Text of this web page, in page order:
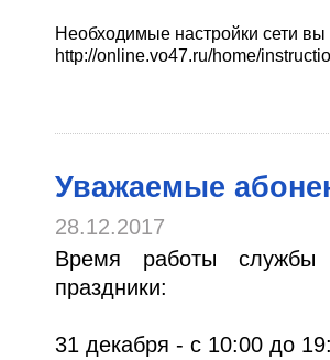
Необходимые настройки сети
http://online.vo47.ru/home/
Уважаемые
28.12.2017
Время работы службы
праздники:
31 декабря - с 10:00 до